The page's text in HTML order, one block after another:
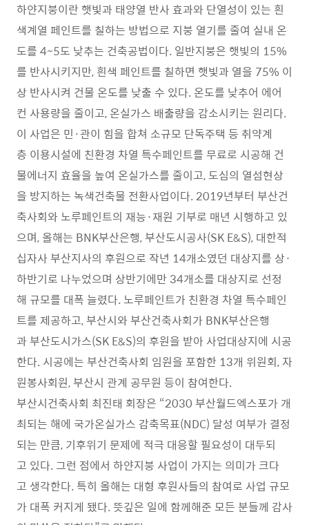
하얀지붕이란 햇빛과 태양열 반사 효과와 단열성이 있는 흰
색계열 페인트를 칠하는 방법으로 지붕 열기를 줄여 실내 온
도를 4~5도 낮추는 건축공법이다. 일반지붕은 햇빛의 15%
를 반사시키지만, 흰색 페인트를 칠하면 햇빛과 열을 75% 이
상 반사시켜 건물 온도를 낮출 수 있다. 온도를 낮추어 에어
컨 사용량을 줄이고, 온실가스 배출량을 감소시키는 원리다.
이 사업은 민·관이 힘을 합쳐 소규모 단독주택 등 취약계
층 이용시설에 친환경 차열 특수페인트를 무료로 시공해 건
물에너지 효율을 높여 온실가스를 줄이고, 도심의 열섬현상
을 방지하는 녹색건축물 전환사업이다. 2019년부터 부산건
축사회와 노루페인트의 재능·재원 기부로 매년 시행하고 있
으며, 올해는 BNK부산은행, 부산도시공사(SK E&S), 대한적
십자사 부산지사의 후원으로 작년 14개소였던 대상지를 상·
하반기로 나누었으며 상반기에만 34개소를 대상지로 선정
해 규모를 대폭 늘렸다. 노루페인트가 친환경 차열 특수페인
트를 제공하고, 부산시와 부산건축사회가 BNK부산은행
과 부산도시가스(SK E&S)의 후원을 받아 사업대상지에 시공
한다. 시공에는 부산건축사회 임원을 포함한 13개 위원회, 자
원봉사회원, 부산시 관계 공무원 등이 참여한다.
부산시건축사회 최진태 회장은 “2030 부산월드엑스포가 개
최되는 해에 국가온실가스 감축목표(NDC) 달성 여부가 결정
되는 만큼, 기후위기 문제에 적극 대응할 필요성이 대두되
고 있다. 그런 점에서 하얀지붕 사업이 가지는 의미가 크다
고 생각한다. 특히 올해는 대형 후원사들의 참여로 사업 규모
가 대폭 커지게 됐다. 뜻깊은 일에 함께해준 모든 분들께 감사